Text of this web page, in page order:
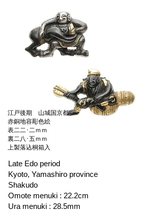
江戸後期 山城国京都
赤銅地容彫色絵
表二二･二ｍｍ
裏二八･五ｍｍ
上製落込桐箱入
Late Edo period
Kyoto, Yamashiro province
Shakudo
Omote menuki : 22.2cm
Ura menuki : 28.5mm